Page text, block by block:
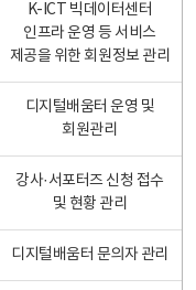
K-ICT 빅데이터센터
인프라 운영 등 서비스
제공을 위한 회원정보 관리
디지털배움터 운영 및
회원관리
강사·서포터즈 신청 접수
및 현황 관리
디지털배움터 문의자 관리